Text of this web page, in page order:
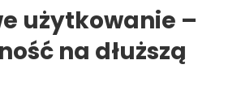
użytkowanie –
na dłuższą